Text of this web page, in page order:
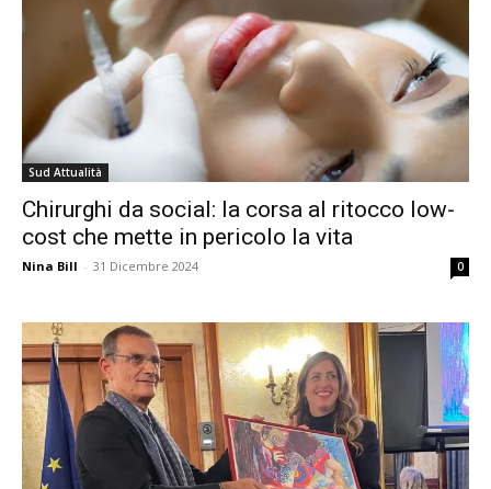
Sud Attualità
Chirurghi da social: la corsa al ritocco low-
cost che mette in pericolo la vita
Nina Bill - 31 Dicembre 2024 0